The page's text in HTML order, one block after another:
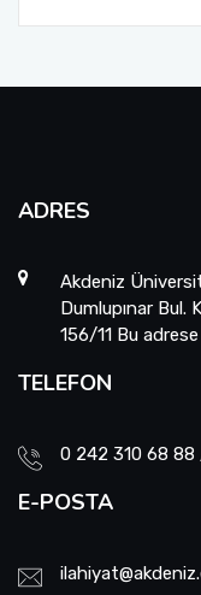
ADRES
Akdeniz
Dumlupınar Bul.
156/11 Bu
TELEFON
0 242 310 68
E-POSTA